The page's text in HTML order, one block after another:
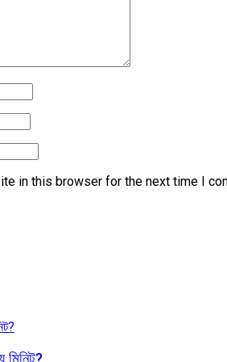
in this browser for the next time I